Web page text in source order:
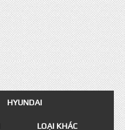
HYUNDAI
LOẠI KHÁC